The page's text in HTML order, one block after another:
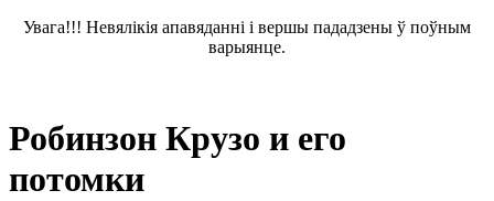
Увага!!! Невялікія апавяданні і вершы пададзены ў поўным
варыянце.
Робинзон Крузо и его
потомки